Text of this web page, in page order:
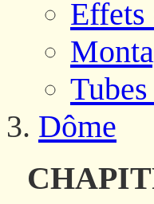
Effets
Dôme